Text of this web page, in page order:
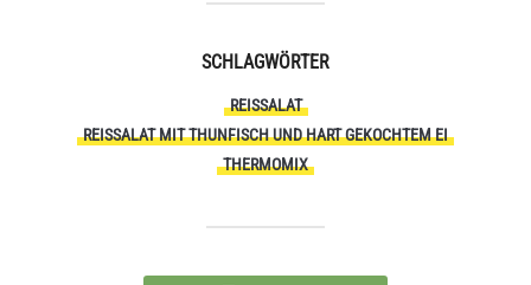
SCHLAGWÖRTER
REISSALAT
REISSALAT MIT THUNFISCH UND HART GEKOCHTEM EI
THERMOMIX